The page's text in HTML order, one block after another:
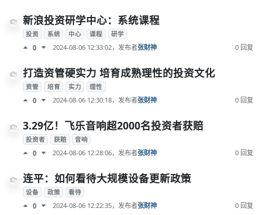
新浪投资研学中心：系统课程
投资 系统 中心 课程 研学
0 2024-08-06 12:33:02，发布者张财神 0 回复
打造资管硬实力 培育成熟理性的投资文化
资管 培育 实力 理性
0 2024-08-06 12:30:18，发布者张财神 0 回复
3.29亿！飞乐音响超2000名投资者获赔
投资者 获赔 音响
0 2024-08-06 12:28:06，发布者张财神 0 回复
连平：如何看待大规模设备更新政策
设备 政策 看待
0 2024-08-06 12:22:35，发布者张财神 0 回复